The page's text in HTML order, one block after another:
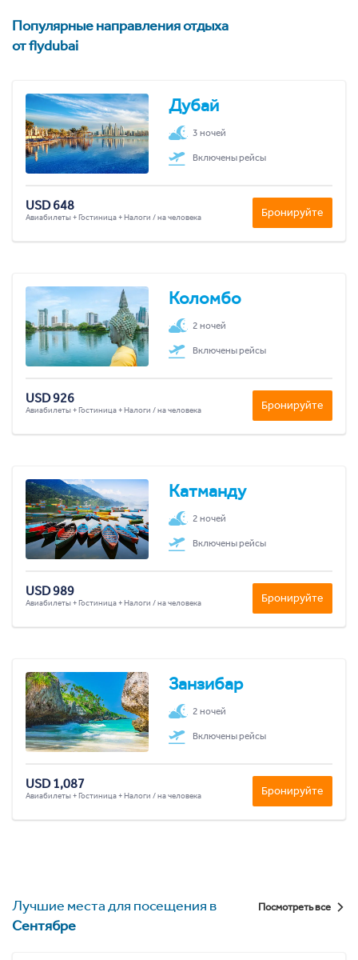
Популярные направления отдыха
от flydubai
Дубай
3 ночей
Включены рейсы
USD 648
Авиабилеты + Гостиница + Налоги / на человека Бронируйте
Коломбо
2 ночей
Включены рейсы
USD 926
Авиабилеты + Гостиница + Налоги / на человека Бронируйте
Катманду
2 ночей
Включены рейсы
USD 989
Авиабилеты + Гостиница + Налоги / на человека Бронируйте
Занзибар
2 ночей
Включены рейсы
USD 1,087
Авиабилеты + Гостиница + Налоги / на человека Бронируйте
Лучшие места для посещения в
Сентябре
Посмотреть все